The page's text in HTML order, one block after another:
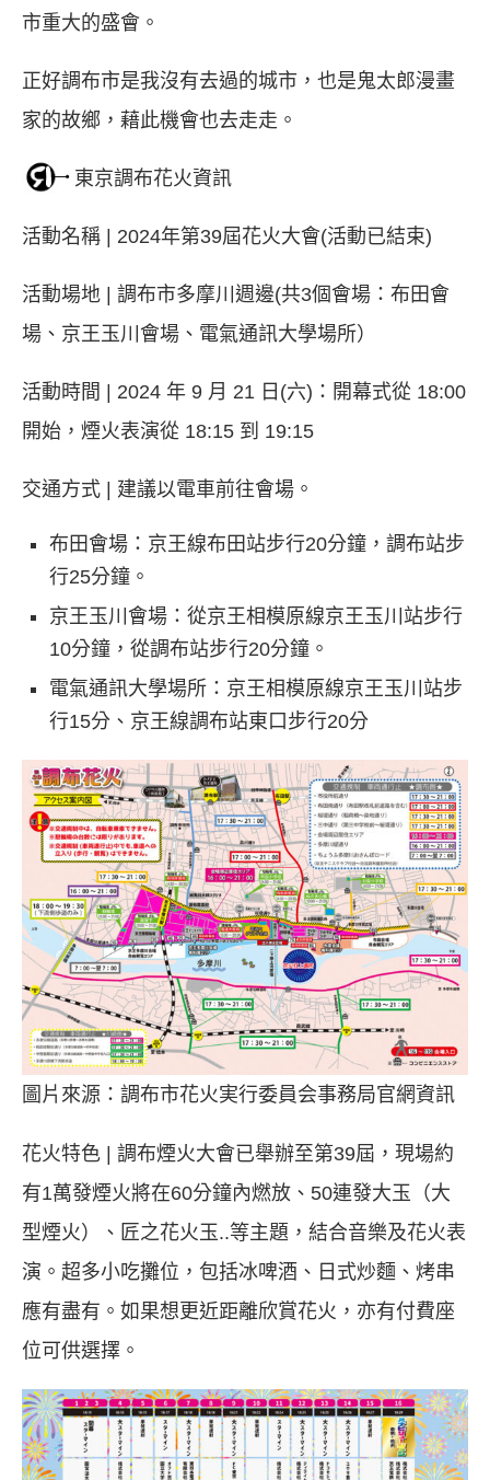
市重大的盛會。
正好調布市是我沒有去過的城市，也是鬼太郎漫畫
家的故鄉，藉此機會也去走走。
東京調布花火資訊
活動名稱 | 2024年第39屆花火大會(活動已結束)
活動場地 | 調布市多摩川週邊(共3個會場：布田會
場、京王玉川會場、電氣通訊大學場所）
活動時間 |
2024 年 9 月 21 日(六)：開幕式從 18:00
開始，煙火表演從 18:15 到 19:15
交通方式 | 建議以電車前往會場。
布田會場：京王線布田站步行20分鐘，調布站步
行25分鐘。
京王玉川會場：從京王相模原線京王玉川站步行
10分鐘，從調布站步行20分鐘。
電氣通訊大學場所：京王相模原線京王玉川站步
行15分、京王線調布站東口步行20分
圖片來源：調布市花火実行委員会事務局官網資訊
花火特色 | 調布煙火大會已舉辦至第39屆，現場約
有1萬發煙火將在60分鐘內燃放、50連發大玉（大
型煙火）、匠之花火玉..等主題，結合音樂及花火表
演。超多小吃攤位，包括冰啤酒、日式炒麵、烤串
應有盡有。如果想更近距離欣賞花火，亦有付費座
位可供選擇。